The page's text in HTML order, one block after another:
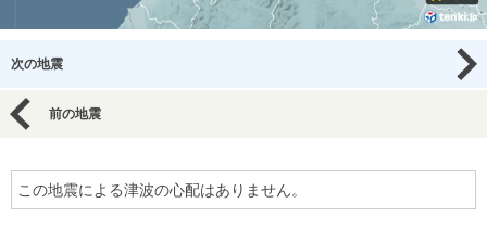
次の地震
前の地震
この地震による津波の心配はありません。